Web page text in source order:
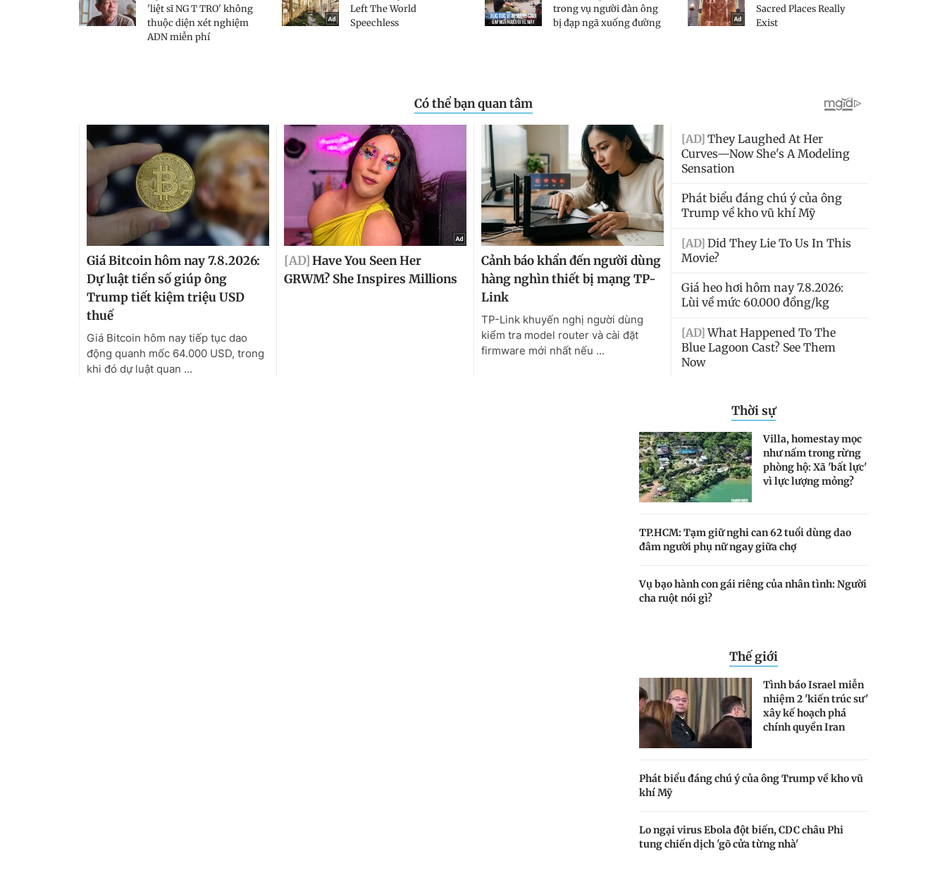
Thời sự
Villa, homestay mọc
như nấm trong rừng
phòng hộ: Xã 'bất lực'
vì lực lượng mỏng?
TP.HCM: Tạm giữ nghi can 62 tuổi dùng dao
đâm người phụ nữ ngay giữa chợ
Vụ bạo hành con gái riêng của nhân tình: Người
cha ruột nói gì?
Thế giới
Tình báo Israel miễn
nhiệm 2 'kiến trúc sư'
xây kế hoạch phá
chính quyền Iran
Phát biểu đáng chú ý của ông Trump về kho vũ
khí Mỹ
Lo ngại virus Ebola đột biến, CDC châu Phi
tung chiến dịch 'gõ cửa từng nhà'